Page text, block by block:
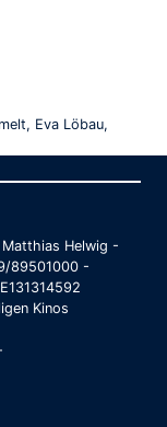
Eva Löbau,
Helwig -
89501000 -
Kinos